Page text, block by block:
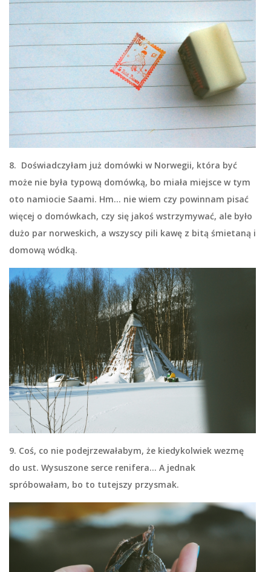
8. Doświadczyłam już domówki w Norwegii, która być
może nie była typową domówką, bo miała miejsce w tym
oto namiocie Saami. Hm… nie wiem czy powinnam pisać
więcej o domówkach, czy się jakoś wstrzymywać, ale było
dużo par norweskich, a wszyscy pili kawę z bitą śmietaną i
domową wódką.
9. Coś, co nie podejrzewałabym, że kiedykolwiek wezmę
do ust. Wysuszone serce renifera… A jednak
spróbowałam, bo to tutejszy przysmak.